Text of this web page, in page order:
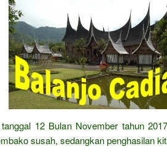
12 Bulan November tahun
susah, sedangkan penghasilan